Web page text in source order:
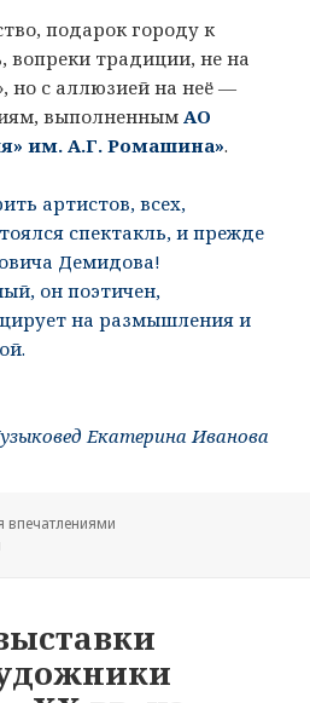
подарок городу к
вопреки традиции, не на
но с аллюзией на неё —
выполненным АО
им. А.Г. Ромашина».
артистов, всех,
спектакль, и прежде
Демидова!
он поэтичен,
на размышления и
Екатерина Иванова
впечатлениями